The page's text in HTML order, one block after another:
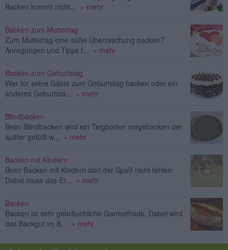
Backen kommt nicht...
» mehr
Backen zum Muttertag
Zum Muttertag eine süße Überraschung backen?
Anregungen und Tipps f...
» mehr
Backen zum Geburtstag
Wer für seine Gäste zum Geburtstag backen oder ein
anderes Geburtsta...
» mehr
Blindbacken
Beim Blindbacken wird ein Teigboden vorgebacken der
später gefüllt w...
» mehr
Backen mit Kindern
Beim Backen mit Kindern darf der Spaß nicht fehlen.
Dabei muss das Er...
» mehr
Backen
Backen ist sehr gebräuchliche Garmethode. Dabei wird
das Backgut im B...
» mehr